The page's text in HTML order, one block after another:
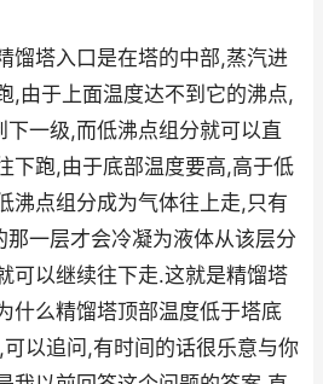
馏塔入口是在塔的中部,蒸汽进
,由于上面温度达不到它的沸点,
下一级,而低沸点组分就可以直
下跑,由于底部温度要高,高于低
沸点组分成为气体往上走,只有
一层才会冷凝为液体从该层分
可以继续往下走.这就是精馏塔
什么精馏塔顶部温度低于塔底
以追问,有时间的话很乐意与你